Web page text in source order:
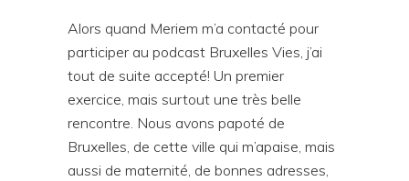
Alors quand Meriem m’a contacté pour
participer au podcast Bruxelles Vies, j’ai
tout de suite accepté! Un premier
exercice, mais surtout une très belle
rencontre. Nous avons papoté de
Bruxelles, de cette ville qui m’apaise, mais
aussi de maternité, de bonnes adresses,